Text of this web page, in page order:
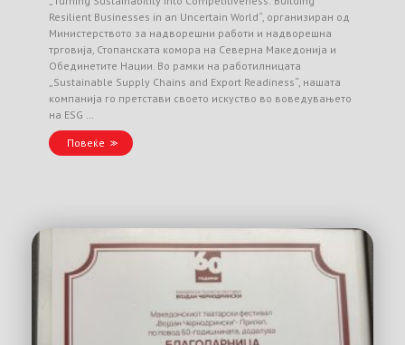
Resilient Businesses in an Uncertain World“, организиран од
Министерството за надворешни работи и надворешна
трговија, Стопанската комора на Северна Македонија и
Обединетите Нации. Во рамки на работилницата
„Sustainable Supply Chains and Export Readiness“, нашата
компанија го претстави своето искуство во воведувањето
на ESG …
Повеќе